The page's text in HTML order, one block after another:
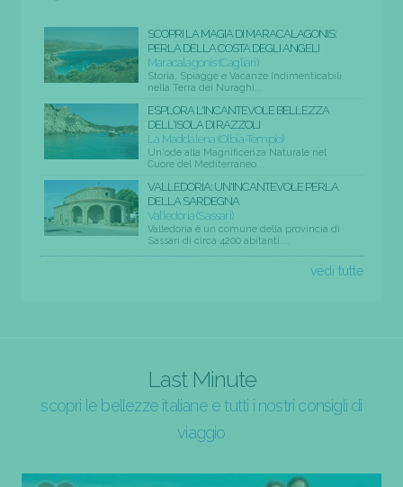
SCOPRI LA MAGIA DI MARACALAGONIS:
PERLA DELLA COSTA DEGLI ANGELI
Maracalagonis (Cagliari)
Storia, Spiagge e Vacanze Indimenticabili
nella Terra dei Nuraghi...
ESPLORA L'INCANTEVOLE BELLEZZA
DELL'ISOLA DI RAZZOLI
La Maddalena (Olbia-Tempio)
Un'ode alla Magnificenza Naturale nel
Cuore del Mediterraneo...
VALLEDORIA: UN'INCANTEVOLE PERLA
DELLA SARDEGNA
Valledoria (Sassari)
Valledoria è un comune della provincia di
Sassari di circa 4200 abitanti....
vedi tutte
Last Minute
scopri le bellezze italiane e tutti i nostri consigli di
viaggio